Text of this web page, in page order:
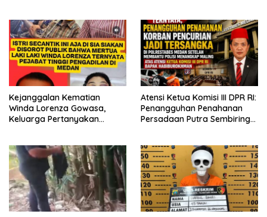
Jemaah dan Pengguna Jalan
Kejanggalan Kematian
Winda Lorenza Gowasa,
Keluarga Pertanyakan
Atensi Ketua Komisi III DPR RI:
Penangguhan Penahanan
Persadaan Putra Sembiring